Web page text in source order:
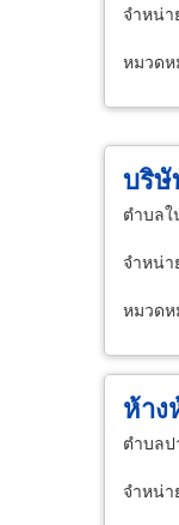
จำหน่า
หมวดห
บริษั
ตำบลใ
จำหน่า
หมวดห
ห้า
ตำบลป
จำหน่